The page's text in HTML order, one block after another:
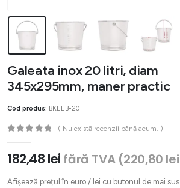
Galeata inox 20 litri, diam
345x295mm, maner practic
Cod produs: BKEEB-20
( Nu există recenzii până acum. )
182,48 lei fără TVA (220,80 lei
Afișează prețul în euro / lei cu butonul de mai sus